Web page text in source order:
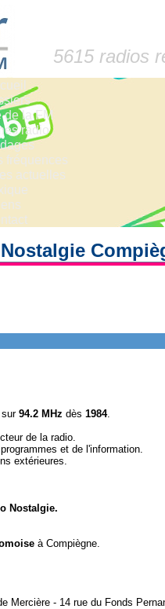
5615 radios
de la FM
radio
fréquences
actuelles
94.2 MHz dès 1984.
de la radio.
et de l'information.
extérieures.
Nostalgie.
à Compiègne.
Mercière - 14 rue du Fonds